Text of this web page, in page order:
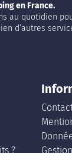
en France.
au quotidien
d’autres
?